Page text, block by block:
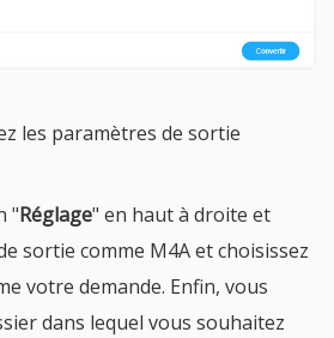
les paramètres de sortie
"Réglage" en haut à droite et
sortie comme M4A et choisissez
votre demande. Enfin, vous
dans lequel vous souhaitez